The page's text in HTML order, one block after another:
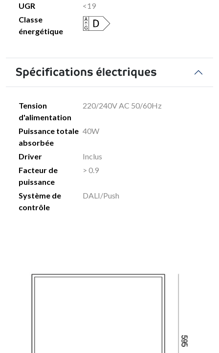
UGR
<19
Classe
énergétique
Spécifications électriques
Tension
d'alimentation
220/240V AC 50/60Hz
Puissance totale
absorbée
40W
Driver
Inclus
Facteur de
puissance
> 0.9
Système de
contrôle
DALI/Push